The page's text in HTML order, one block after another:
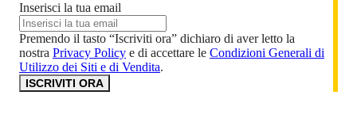
Inserisci la tua email
Premendo il tasto “Iscriviti ora” dichiaro di aver letto la
nostra Privacy Policy e di accettare le Condizioni Generali di
Utilizzo dei Siti e di Vendita.
ISCRIVITI ORA